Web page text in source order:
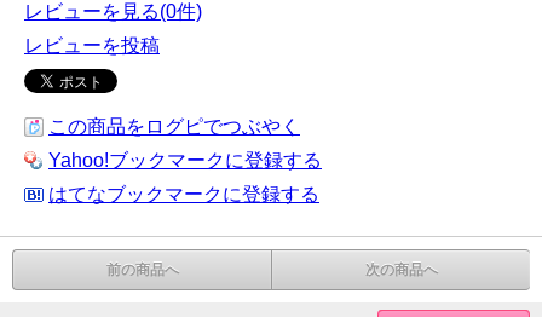
レビューを見る(0件)
レビューを投稿
この商品をログピでつぶやく
Yahoo!ブックマークに登録する
はてなブックマークに登録する
前の商品へ 次の商品へ